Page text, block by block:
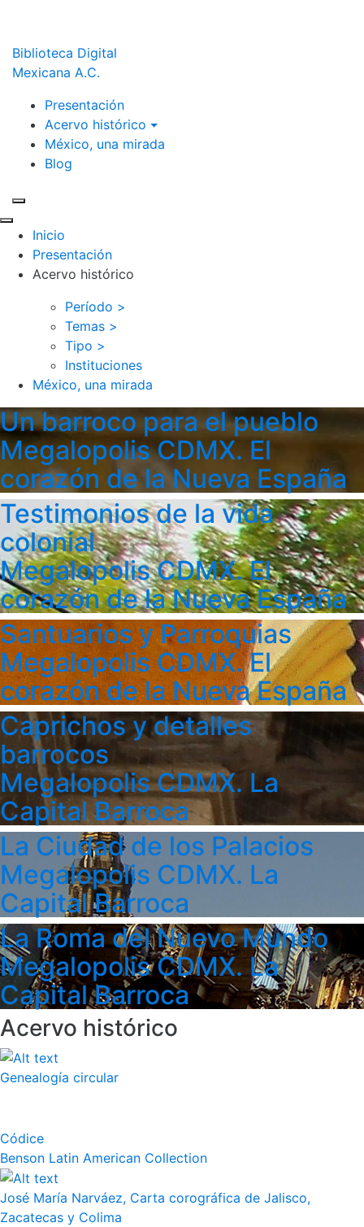
Biblioteca Digital
Mexicana A.C.
Presentación
Acervo histórico
México, una mirada
Blog
Inicio
Presentación
Acervo histórico
Período >
Temas >
Tipo >
Instituciones
México, una mirada
Un barroco para el pueblo
Megalopolis CDMX. El
corazón de la Nueva España
Testimonios de la vida
colonial
Megalopolis CDMX. El
corazón de la Nueva España
Santuarios y Parroquias
Megalopolis CDMX. El
corazón de la Nueva España
Caprichos y detalles
barrocos
Megalopolis CDMX. La
Capital Barroca
La Ciudad de los Palacios
Megalopolis CDMX. La
Capital Barroca
La Roma del Nuevo Mundo
Megalopolis CDMX. La
Capital Barroca
Acervo histórico
Genealogía circular
Códice
Benson Latin American Collection
José María Narváez, Carta corográfica de Jalisco,
Zacatecas y Colima